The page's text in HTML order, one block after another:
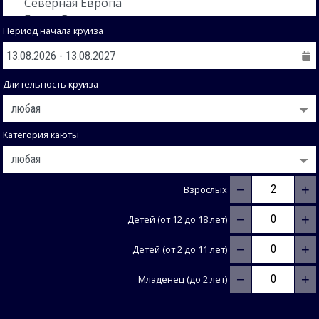
Период начала круиза
Длительность круиза
Категория каюты
Взрослых − +
Детей (от 12 до 18 лет) − +
Детей (от 2 до 11 лет) − +
Младенец (до 2 лет) − +